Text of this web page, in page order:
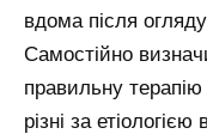
вдома після
Самостійно
правильну
різні за